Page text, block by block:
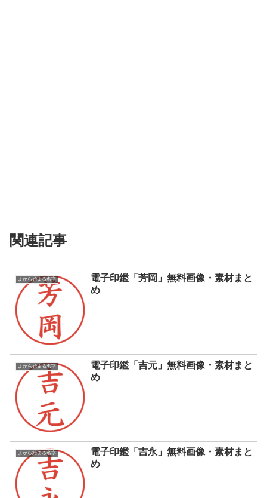
関連記事
よから始まる名字
電子印鑑「芳岡」無料画像・素材まと
め
よから始まる名字
電子印鑑「吉元」無料画像・素材まと
め
よから始まる名字
電子印鑑「吉永」無料画像・素材まと
め